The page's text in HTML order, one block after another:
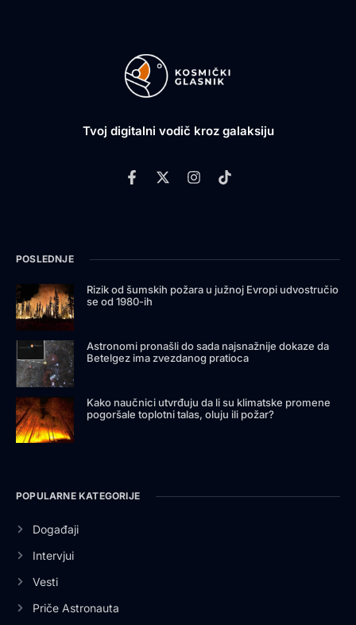
Tvoj digitalni vodič kroz galaksiju
POSLEDNJE
Rizik od šumskih požara u južnoj Evropi udvostručio
se od 1980-ih
Astronomi pronašli do sada najsnažnije dokaze da
Betelgez ima zvezdanog pratioca
Kako naučnici utvrđuju da li su klimatske promene
pogoršale toplotni talas, oluju ili požar?
POPULARNE KATEGORIJE
Događaji
Intervjui
Vesti
Priče Astronauta